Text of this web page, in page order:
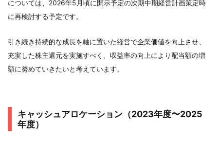
については、2026年5月頃に開示予定の次期中期経営計画策定時
に再検討する予定です。
引き続き持続的な成長を軸に置いた経営で企業価値を向上させ、
充実した株主還元を実施すべく、収益率の向上により配当額の増
額に努めていきたいと考えています。
キャッシュアロケーション（2023年度〜2025
年度）